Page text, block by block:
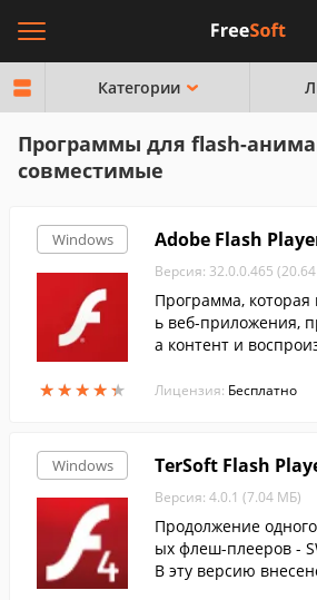
Категории
Программы для flash-
совместимые
Windows
★★★★★
★★★★★
Adobe Flash
Версия: 32.0.0.465
Программа, которая
ь веб-приложения,
а контент и
Лицензия: Бесплатно
Windows TerSoft Flash
Версия: 4.0.1 (7.04 МБ)
Продолжение
ых флеш-плееров -
В эту версию